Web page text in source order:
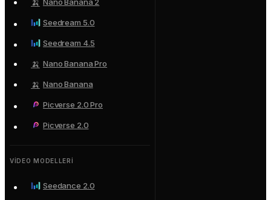
Seedream 5.0
Seedream 4.5
🍌 Nano Banana Pro
🍌 Nano Banana
Picverse 2.0 Pro
Picverse 2.0
VIDEO MODELLERI
Seedance 2.0